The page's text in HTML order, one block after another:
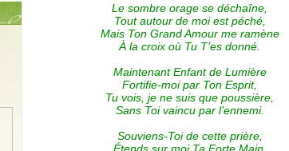
Le sombre orage se déchaîne,
Tout autour de moi est péché,
Mais Ton Grand Amour me ramène
À la croix où Tu T’es donné.
Maintenant Enfant de Lumière
Fortifie-moi par Ton Esprit,
Tu vois, je ne suis que poussière,
Sans Toi vaincu par l’ennemi.
Souviens-Toi de cette prière,